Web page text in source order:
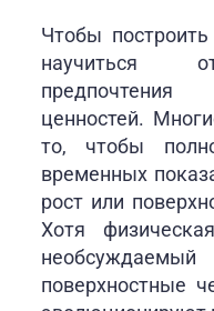
Чтобы
научиться
ценностей.
то, чтобы
временных
рост или
Хотя
поверхностные